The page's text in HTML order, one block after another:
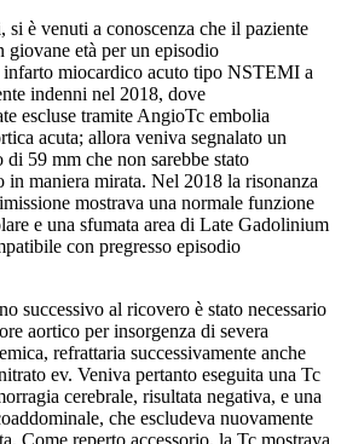
si è venuti a conoscenza che il paziente
età per un episodio
miocardico acuto tipo NSTEMI a
indenni nel 2018, dove
escluse tramite AngioTc embolia
acuta; allora veniva segnalato un
59 mm che non sarebbe stato
in maniera mirata. Nel 2018 la risonanza
mostrava una normale funzione
e una sfumata area di Late Gadolinium
con pregresso episodio
successivo al ricovero è stato necessario
aortico per insorgenza di severa
refrattaria successivamente anche
ev. Veniva pertanto eseguita una Tc
cerebrale, risultata negativa, e una
che escludeva nuovamente
Come reperto accessorio, la Tc mostrava